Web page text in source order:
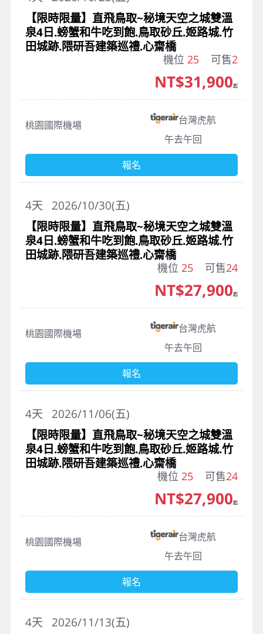
【限時限量】直飛鳥取~秘境天空之城雙溫
泉4日.螃蟹和牛吃到飽.鳥取砂丘.姬路城.竹
田城跡.隈研吾建築巡禮.心齋橋
機位 25 可售2
桃園國際機場
台灣虎航
午去午回
NT$31,900起
報名
2026/10/30(五)
4天
【限時限量】直飛鳥取~秘境天空之城雙溫
泉4日.螃蟹和牛吃到飽.鳥取砂丘.姬路城.竹
田城跡.隈研吾建築巡禮.心齋橋
機位 25 可售24
桃園國際機場
台灣虎航
午去午回
NT$27,900起
報名
2026/11/06(五)
4天
【限時限量】直飛鳥取~秘境天空之城雙溫
泉4日.螃蟹和牛吃到飽.鳥取砂丘.姬路城.竹
田城跡.隈研吾建築巡禮.心齋橋
機位 25 可售24
桃園國際機場
台灣虎航
午去午回
NT$27,900起
報名
2026/11/13(五)
4天